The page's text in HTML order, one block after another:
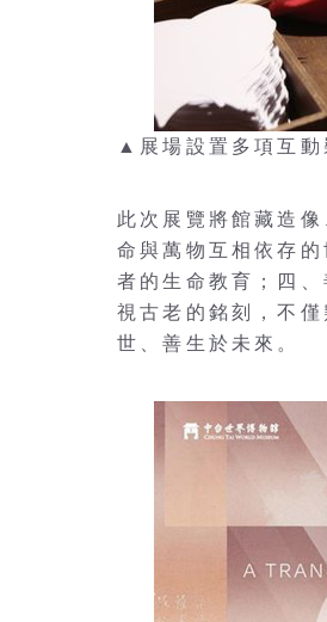
▲展場設置多項互
此次展覽將館藏造
命與萬物互相依存
者的生命教育；四
視古老的銘刻，不
世、善生於未來。